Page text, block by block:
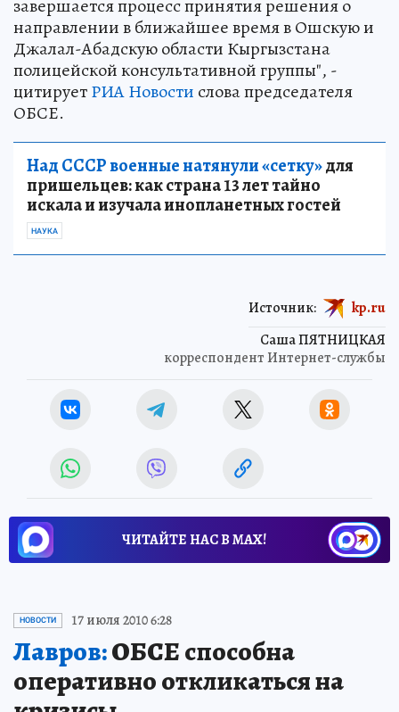
завершается процесс принятия решения о
направлении в ближайшее время в Ошскую и
Джалал-Абадскую области Кыргызстана
полицейской консультативной группы", -
цитируетРИА Новости слова председателя
ОБСЕ.
Над СССР военные натянули «сетку»для
пришельцев: как страна 13 лет тайно
искала и изучала инопланетных гостей
НАУКА
Саша ПЯТНИЦКАЯ
корреспондент Интернет-службы
Источник: kp.ru
ЧИТАЙТЕ НАС В МАХ!
НОВОСТИ 17 июля 2010 6:28
Лавров:ОБСЕ способна
оперативно откликаться на